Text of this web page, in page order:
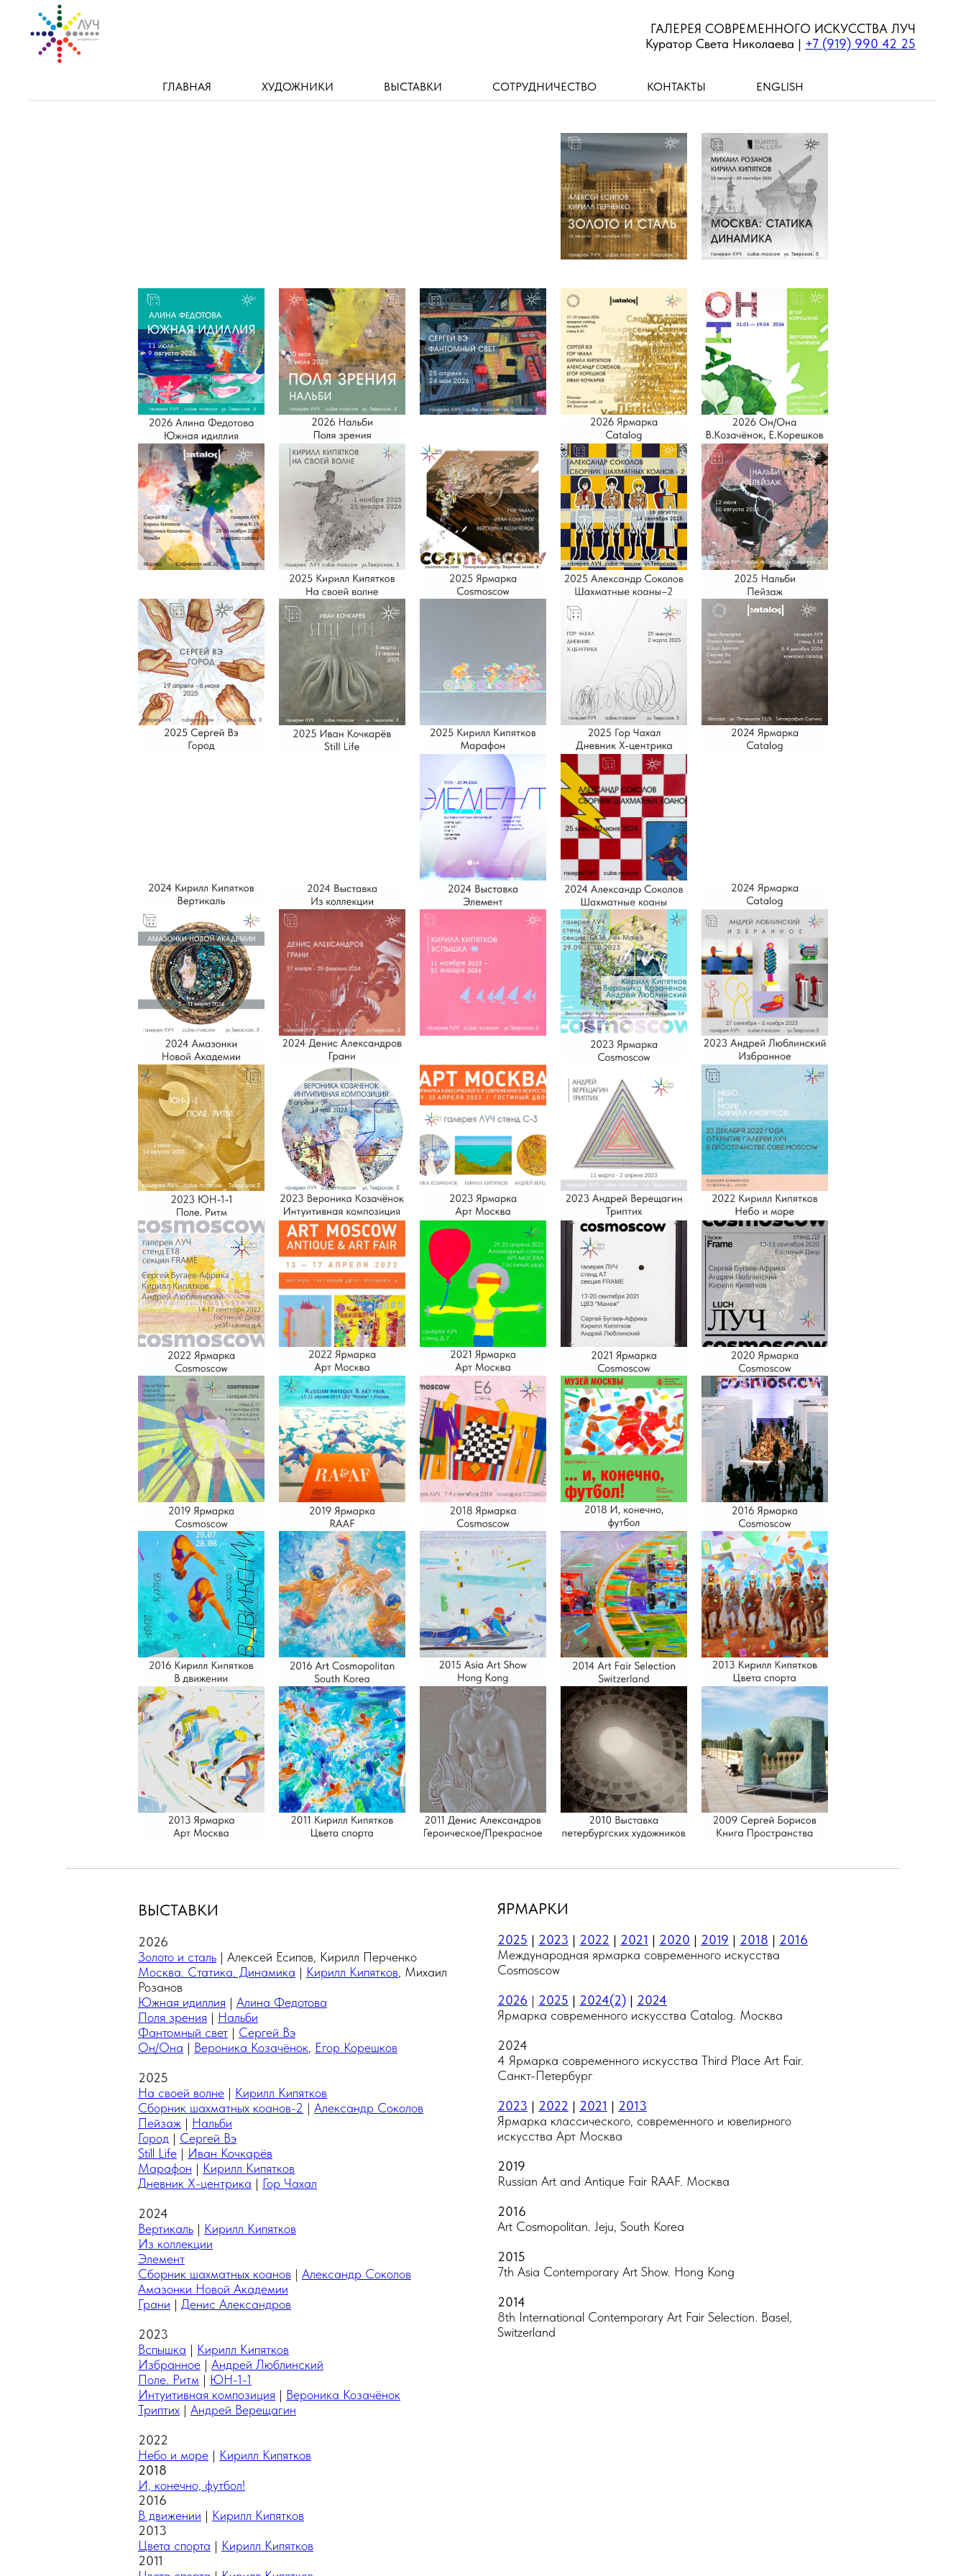
ГАЛЕРЕЯ СОВРЕМЕННОГО ИСКУССТВА ЛУЧ
Куратор Света Николаева | +7 (919) 990 42 25
ГЛАВНАЯ ХУДОЖНИКИ ВЫСТАВКИ СОТРУДНИЧЕСТВО КОНТАКТЫ ENGLISH
ВЫСТАВКИ
2026
Золото и сталь | Алексей Есипов, Кирилл Перченко
Москва. Статика. Динамика | Кирилл Кипятков, Михаил
Розанов
Южная идиллия | Алина Федотова
Поля зрения | Нальби
Фантомный свет | Сергей Вэ
Он/Она | Вероника Козачёнок, Егор Корешков
2025
На своей волне | Кирилл Кипятков
Сборник шахматных коанов-2 | Александр Соколов
Пейзаж | Нальби
Город | Сергей Вэ
Still Life | Иван Кочкарёв
Марафон | Кирилл Кипятков
Дневник Х-центрика | Гор Чахал
2024
Вертикаль | Кирилл Кипятков
Из коллекции
Элемент
Сборник шахматных коанов | Александр Соколов
Амазонки Новой Академии
Грани | Денис Александров
2023
Вспышка | Кирилл Кипятков
Избранное | Андрей Люблинский
Поле. Ритм | ЮН-1-1
Интуитивная композиция | Вероника Козачёнок
Триптих | Андрей Верещагин
2022
Небо и море | Кирилл Кипятков
2018
И, конечно, футбол!
2016
В движении | Кирилл Кипятков
2013
Цвета спорта | Кирилл Кипятков
2011
ЯРМАРКИ
2025 | 2023 | 2022 | 2021 | 2020 | 2019 | 2018 | 2016
Международная ярмарка современного искусства
Cosmoscow
2026 | 2025 | 2024(2) | 2024
Ярмарка современного искусства Catalog. Москва
2024
4 Ярмарка современного искусства Third Place Art Fair.
Санкт-Петербург
2023 | 2022 | 2021 | 2013
Ярмарка классического, современного и ювелирного
искусства Арт Москва
2019
Russian Art and Antique Fair RAAF. Москва
2016
Art Cosmopolitan. Jeju, South Korea
2015
7th Asia Contemporary Art Show. Hong Kong
2014
8th International Contemporary Art Fair Selection. Basel,
Switzerland